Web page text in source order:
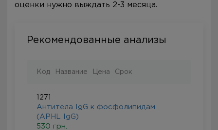
оценки нужно выждать 2-3 месяца.
Рекомендованные анализы
Код Название Цена Срок
1271
Антитела IgG к фосфолипидам
(APHL IgG)
530 грн.